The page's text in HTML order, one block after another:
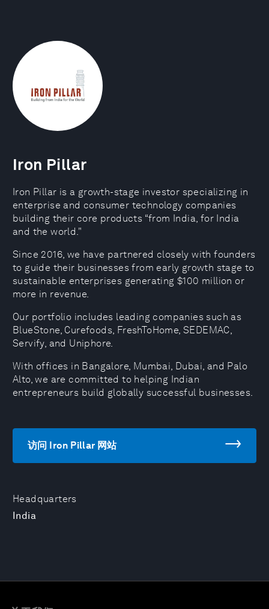
Headquarters
India
Iron Pillar
Iron Pillar is a growth-stage investor specializing in
enterprise and consumer technology companies
building their core products “from India, for India
and the world."
Since 2016, we have partnered closely with founders
to guide their businesses from early growth stage to
sustainable enterprises generating $100 million or
more in revenue.
Our portfolio includes leading companies such as
BlueStone, Curefoods, FreshToHome, SEDEMAC,
Servify, and Uniphore.
With offices in Bangalore, Mumbai, Dubai, and Palo
Alto, we are committed to helping Indian
entrepreneurs build globally successful businesses.
访问 Iron Pillar 网站